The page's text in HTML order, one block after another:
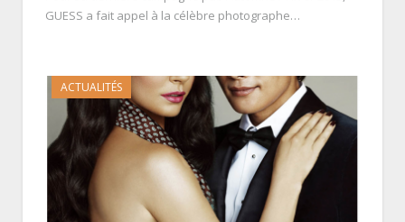
GUESS a fait appel à la célèbre photographe…
ACTUALITÉS